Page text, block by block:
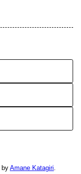
by Amane Katagiri